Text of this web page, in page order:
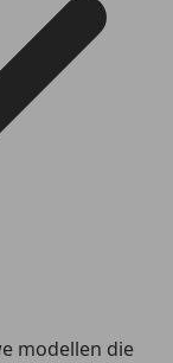
modellen die